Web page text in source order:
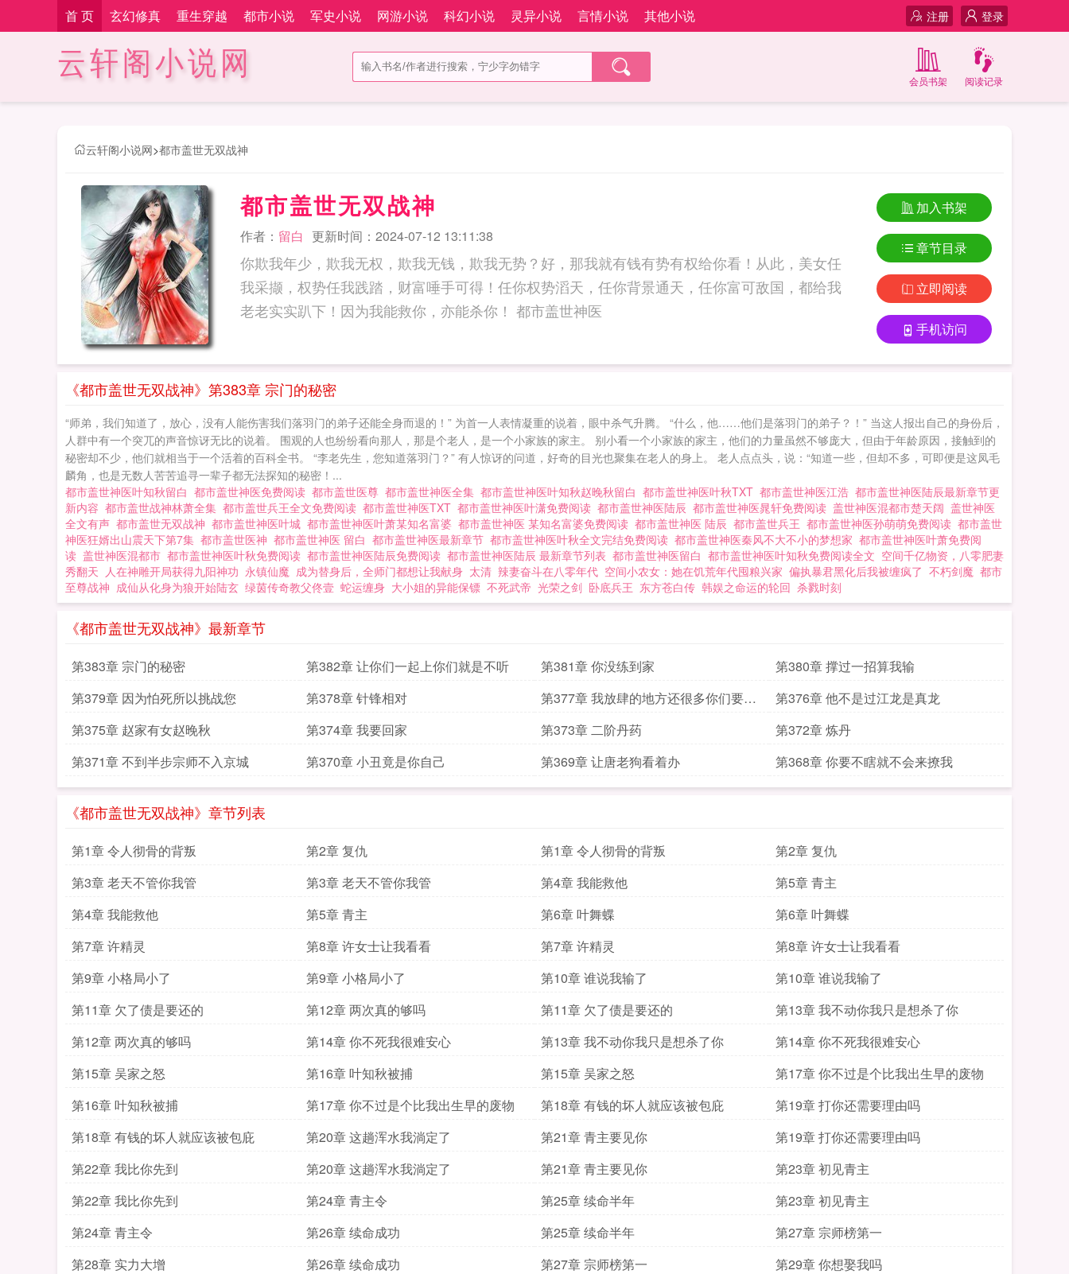
首 页 玄幻修真 重生穿越 都市小说 军史小说 网游小说 科幻小说 灵异小说 言情小说 其他小说 登录
注册
云轩阁小说网 阅读记录
会员书架
云轩阁小说网>都市盖世无双战神
都市盖世无双战神
作者： 留白 更新时间：2024-07-12 13:11:38
你欺我年少，欺我无权，欺我无钱，欺我无势？好，那我就有钱有势有权给你看！从此，美女任
我采撷，权势任我践踏，财富唾手可得！任你权势滔天，任你背景通天，任你富可敌国，都给我
老老实实趴下！因为我能救你，亦能杀你！ 都市盖世神医
加入书架
章节目录
立即阅读
手机访问
《都市盖世无双战神》第383章 宗门的秘密
“师弟，我们知道了，放心，没有人能伤害我们落羽门的弟子还能全身而退的！” 为首一人表情凝重的说着，眼中杀气升腾。 “什么，他……他们是落羽门的弟子？！” 当这人报出自己的身份后，
人群中有一个突兀的声音惊讶无比的说着。 围观的人也纷纷看向那人，那是个老人，是一个小家族的家主。 别小看一个小家族的家主，他们的力量虽然不够庞大，但由于年龄原因，接触到的
秘密却不少，他们就相当于一个活着的百科全书。 “李老先生，您知道落羽门？” 有人惊讶的问道，好奇的目光也聚集在老人的身上。 老人点点头，说：“知道一些，但却不多，可即便是这凤毛
麟角，也是无数人苦苦追寻一辈子都无法探知的秘密！...
都市盖世神医叶知秋留白 都市盖世神医免费阅读 都市盖世医尊 都市盖世神医全集 都市盖世神医叶知秋赵晚秋留白 都市盖世神医叶秋TXT 都市盖世神医江浩 都市盖世神医陆辰最新章节更
新内容 都市盖世战神林萧全集 都市盖世兵王全文免费阅读 都市盖世神医TXT 都市盖世神医叶潇免费阅读 都市盖世神医陆辰 都市盖世神医晁轩免费阅读 盖世神医混都市楚天阔 盖世神医
全文有声 都市盖世无双战神 都市盖世神医叶城 都市盖世神医叶萧某知名富婆 都市盖世神医 某知名富婆免费阅读 都市盖世神医 陆辰 都市盖世兵王 都市盖世神医孙萌萌免费阅读 都市盖世
神医狂婿出山震天下第7集 都市盖世医神 都市盖世神医 留白 都市盖世神医最新章节 都市盖世神医叶秋全文完结免费阅读 都市盖世神医秦风不大不小的梦想家 都市盖世神医叶萧免费阅
读 盖世神医混都市 都市盖世神医叶秋免费阅读 都市盖世神医陆辰免费阅读 都市盖世神医陆辰 最新章节列表 都市盖世神医留白 都市盖世神医叶知秋免费阅读全文 空间千亿物资，八零肥妻
秀翻天 人在神雕开局获得九阳神功 永镇仙魔 成为替身后，全师门都想让我献身 太清 辣妻奋斗在八零年代 空间小农女：她在饥荒年代囤粮兴家 偏执暴君黑化后我被缠疯了 不朽剑魔 都市
至尊战神 成仙从化身为狼开始陆玄 绿茵传奇教父佟壹 蛇运缠身 大小姐的异能保镖 不死武帝 光荣之剑 卧底兵王 东方苍白传 韩娱之命运的轮回 杀戮时刻
《都市盖世无双战神》最新章节
第383章 宗门的秘密 第382章 让你们一起上你们就是不听 第381章 你没练到家
第380章 撑过一招算我输
第379章 因为怕死所以挑战您
第378章 针锋相对
第377章 我放肆的地方还很多你们要习
惯
第376章 他不是过江龙是真龙
第375章 赵家有女赵晚秋
第374章 我要回家 第373章 二阶丹药
第372章 炼丹
第371章 不到半步宗师不入京城
第370章 小丑竟是你自己 第369章 让唐老狗看着办 第368章 你要不瞎就不会来撩我
《都市盖世无双战神》章节列表
第1章 令人彻骨的背叛 第2章 复仇 第1章 令人彻骨的背叛
第2章 复仇
第3章 老天不管你我管
第3章 老天不管你我管 第4章 我能救他
第5章 青主
第4章 我能救他
第5章 青主 第6章 叶舞蝶
第6章 叶舞蝶
第7章 许精灵
第8章 许女士让我看看 第7章 许精灵
第8章 许女士让我看看
第9章 小格局小了
第9章 小格局小了 第10章 谁说我输了
第10章 谁说我输了
第11章 欠了债是要还的
第12章 两次真的够吗 第11章 欠了债是要还的
第13章 我不动你我只是想杀了你
第12章 两次真的够吗
第14章 你不死我很难安心 第13章 我不动你我只是想杀了你
第14章 你不死我很难安心
第15章 吴家之怒
第16章 叶知秋被捕 第15章 吴家之怒
第17章 你不过是个比我出生早的废物
第16章 叶知秋被捕
第17章 你不过是个比我出生早的废物 第18章 有钱的坏人就应该被包庇
第19章 打你还需要理由吗
第18章 有钱的坏人就应该被包庇
第20章 这趟浑水我淌定了 第21章 青主要见你
第19章 打你还需要理由吗
第22章 我比你先到
第20章 这趟浑水我淌定了 第21章 青主要见你
第23章 初见青主
第22章 我比你先到
第24章 青主令 第25章 续命半年
第23章 初见青主
第24章 青主令
第26章 续命成功 第25章 续命半年
第27章 宗师榜第一
第28章 实力大增
第26章 续命成功 第27章 宗师榜第一
第29章 你想娶我吗